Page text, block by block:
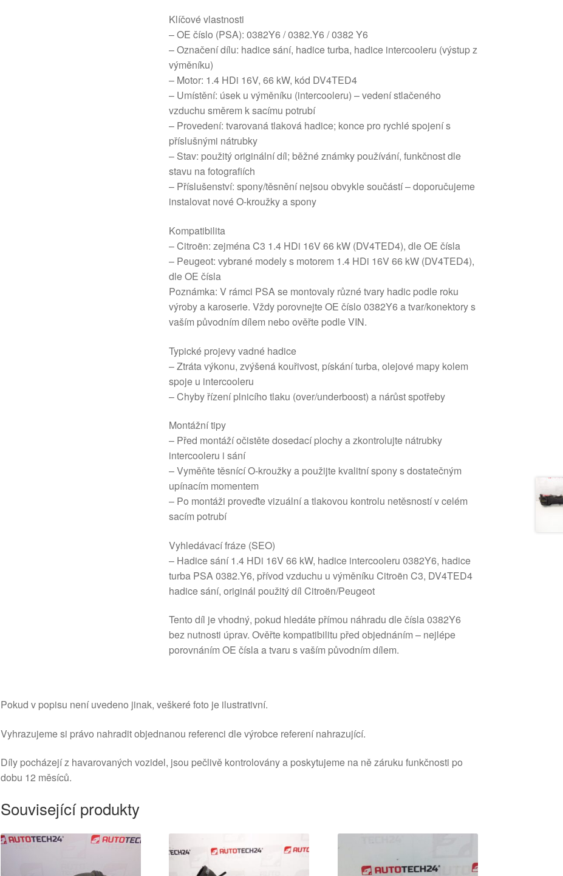
Klíčové vlastnosti
– OE číslo (PSA): 0382Y6 / 0382.Y6 / 0382 Y6
– Označení dílu: hadice sání, hadice turba, hadice intercooleru (výstup z
výměníku)
– Motor: 1.4 HDi 16V, 66 kW, kód DV4TED4
– Umístění: úsek u výměníku (intercooleru) – vedení stlačeného
vzduchu směrem k sacímu potrubí
– Provedení: tvarovaná tlaková hadice; konce pro rychlé spojení s
příslušnými nátrubky
– Stav: použitý originální díl; běžné známky používání, funkčnost dle
stavu na fotografiích
– Příslušenství: spony/těsnění nejsou obvykle součástí – doporučujeme
instalovat nové O-kroužky a spony
Kompatibilita
– Citroën: zejména C3 1.4 HDi 16V 66 kW (DV4TED4), dle OE čísla
– Peugeot: vybrané modely s motorem 1.4 HDi 16V 66 kW (DV4TED4),
dle OE čísla
Poznámka: V rámci PSA se montovaly různé tvary hadic podle roku
výroby a karoserie. Vždy porovnejte OE číslo 0382Y6 a tvar/konektory s
vaším původním dílem nebo ověřte podle VIN.
Typické projevy vadné hadice
– Ztráta výkonu, zvýšená kouřivost, pískání turba, olejové mapy kolem
spoje u intercooleru
– Chyby řízení plnicího tlaku (over/underboost) a nárůst spotřeby
Montážní tipy
– Před montáží očistěte dosedací plochy a zkontrolujte nátrubky
intercooleru i sání
– Vyměňte těsnící O-kroužky a použijte kvalitní spony s dostatečným
upínacím momentem
– Po montáži proveďte vizuální a tlakovou kontrolu netěsností v celém
sacím potrubí
Vyhledávací fráze (SEO)
– Hadice sání 1.4 HDi 16V 66 kW, hadice intercooleru 0382Y6, hadice
turba PSA 0382.Y6, přívod vzduchu u výměníku Citroën C3, DV4TED4
hadice sání, originál použitý díl Citroën/Peugeot
Tento díl je vhodný, pokud hledáte přímou náhradu dle čísla 0382Y6
bez nutnosti úprav. Ověřte kompatibilitu před objednáním – nejlépe
porovnáním OE čísla a tvaru s vaším původním dílem.
Pokud v popisu není uvedeno jinak, veškeré foto je ilustrativní.
Vyhrazujeme si právo nahradit objednanou referenci dle výrobce referení nahrazující.
Díly pocházejí z havarovaných vozidel, jsou pečlivě kontrolovány a poskytujeme na ně záruku funkčnosti po
dobu 12 měsíců.
Související produkty